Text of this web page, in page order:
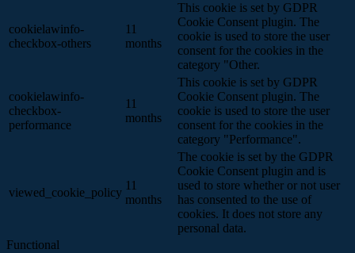
cookielawinfo-
checkbox-others
11
months
This cookie is set by GDPR
Cookie Consent plugin. The
cookie is used to store the user
consent for the cookies in the
category "Other.
cookielawinfo-
checkbox-
performance
11
months
This cookie is set by GDPR
Cookie Consent plugin. The
cookie is used to store the user
consent for the cookies in the
category "Performance".
viewed_cookie_policy
11
months
The cookie is set by the GDPR
Cookie Consent plugin and is
used to store whether or not user
has consented to the use of
cookies. It does not store any
personal data.
Functional